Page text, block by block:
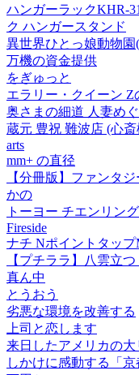
ハンガーラックKHR-
ク ハンガースタンド
異世界ひとっ娘動物
万機の資金提供
をぎゅっと
エラリー・クイーン Z
奥さまの細道 人妻め
蔵元 豊祝 難波店 (心
arts
mm+ の直径
【分冊版】ファンタ
かの
トーヨー チエンリン
Fireside
ナチ Nポイントタップ
【プチララ】八雲立
真ん中
とうおう
劣悪な環境を改善する
上司と恋します
来日したアメリカの
しかけに感動する「